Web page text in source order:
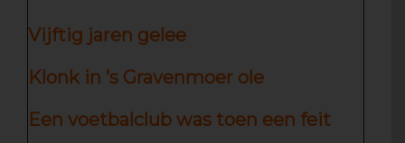
Vijftig jaren gelee
Klonk in ’s Gravenmoer ole
Een voetbalclub was toen een feit